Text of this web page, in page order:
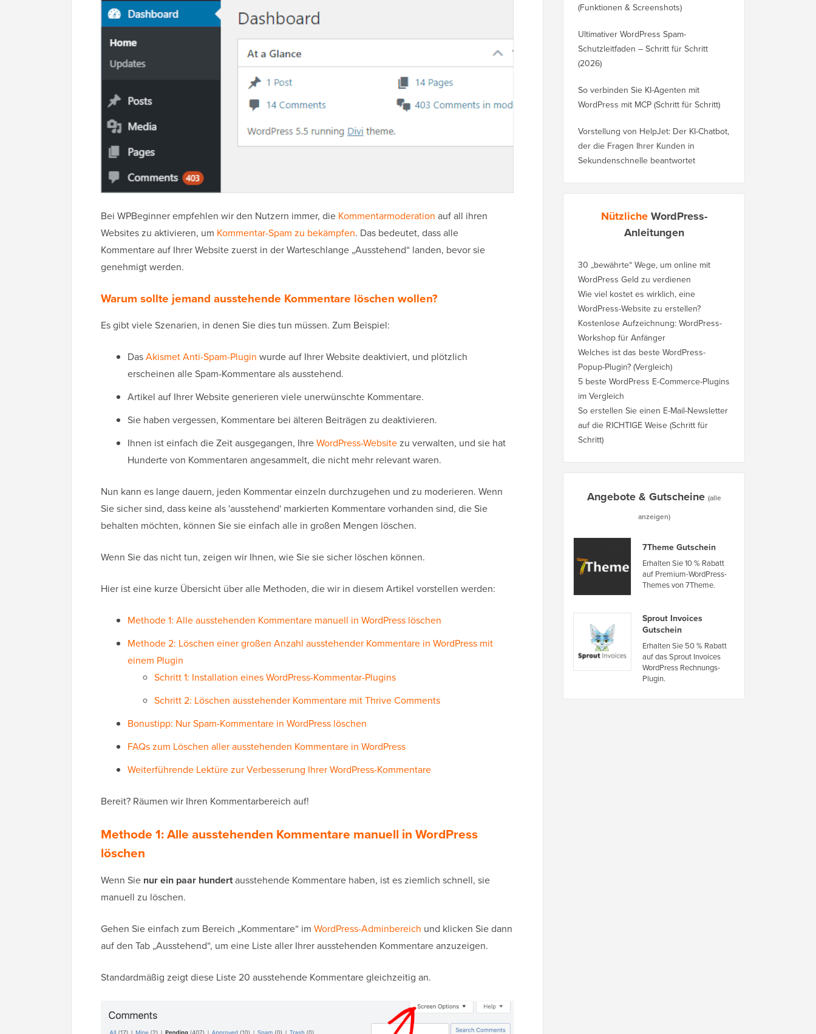
Bei WPBeginner empfehlen wir den Nutzern immer, die Kommentarmoderation auf all ihren
Websites zu aktivieren, um Kommentar-Spam zu bekämpfen. Das bedeutet, dass alle
Kommentare auf Ihrer Website zuerst in der Warteschlange „Ausstehend“ landen, bevor sie
genehmigt werden.
Warum sollte jemand ausstehende Kommentare löschen wollen?
Es gibt viele Szenarien, in denen Sie dies tun müssen. Zum Beispiel:
DasAkismet Anti-Spam-Plugin wurde auf Ihrer Website deaktiviert, und plötzlich
erscheinen alle Spam-Kommentare als ausstehend.
Artikel auf Ihrer Website generieren viele unerwünschte Kommentare.
Sie haben vergessen, Kommentare bei älteren Beiträgen zu deaktivieren.
Ihnen ist einfach die Zeit ausgegangen, IhreWordPress-Websitezu verwalten, und sie hat
Hunderte von Kommentaren angesammelt, die nicht mehr relevant waren.
Nun kann es lange dauern, jeden Kommentar einzeln durchzugehen und zu moderieren. Wenn
Sie sicher sind, dass keine als 'ausstehend' markierten Kommentare vorhanden sind, die Sie
behalten möchten, können Sie sie einfach alle in großen Mengen löschen.
Wenn Sie das nicht tun, zeigen wir Ihnen, wie Sie sie sicher löschen können.
Hier ist eine kurze Übersicht über alle Methoden, die wir in diesem Artikel vorstellen werden:
Methode 1: Alle ausstehenden Kommentare manuell in WordPress löschen
Methode 2: Löschen einer großen Anzahl ausstehender Kommentare in WordPress mit
einem Plugin
Schritt 1: Installation eines WordPress-Kommentar-Plugins
Schritt 2: Löschen ausstehender Kommentare mit Thrive Comments
Bonustipp: Nur Spam-Kommentare in WordPress löschen
FAQs zum Löschen aller ausstehenden Kommentare in WordPress
Weiterführende Lektüre zur Verbesserung Ihrer WordPress-Kommentare
Bereit? Räumen wir Ihren Kommentarbereich auf!
Methode 1: Alle ausstehenden Kommentare manuell in WordPress
löschen
Wenn Sie nur ein paar hundertausstehende Kommentare haben, ist es ziemlich schnell, sie
manuell zu löschen.
Gehen Sie einfach zum Bereich „Kommentare“ im WordPress-Adminbereich und klicken Sie dann
auf den Tab „Ausstehend“, um eine Liste aller Ihrer ausstehenden Kommentare anzuzeigen.
Standardmäßig zeigt diese Liste 20 ausstehende Kommentare gleichzeitig an.
(Funktionen & Screenshots)
Ultimativer WordPress Spam-
Schutzleitfaden – Schritt für Schritt
(2026)
So verbinden Sie KI-Agenten mit
WordPress mit MCP (Schritt für Schritt)
Vorstellung von HelpJet: Der KI-Chatbot,
der die Fragen Ihrer Kunden in
Sekundenschnelle beantwortet
NützlicheWordPress-
Anleitungen
30 „bewährte“ Wege, um online mit
WordPress Geld zu verdienen
Wie viel kostet es wirklich, eine
WordPress-Website zu erstellen?
Kostenlose Aufzeichnung: WordPress-
Workshop für Anfänger
Welches ist das beste WordPress-
Popup-Plugin? (Vergleich)
5 beste WordPress E-Commerce-Plugins
im Vergleich
So erstellen Sie einen E-Mail-Newsletter
auf die RICHTIGE Weise (Schritt für
Schritt)
Angebote & Gutscheine (alle
anzeigen)
7Theme Gutschein
Erhalten Sie 10 % Rabatt
auf Premium-WordPress-
Themes von 7Theme.
Sprout Invoices
Gutschein
Erhalten Sie 50 % Rabatt
auf das Sprout Invoices
WordPress Rechnungs-
Plugin.